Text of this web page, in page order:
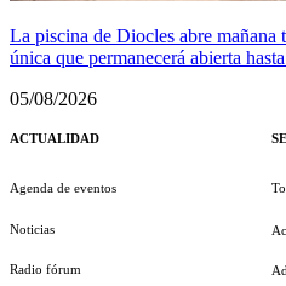
La piscina de Diocles abre mañana
única que permanecerá abierta
05/08/2026
ACTUALIDAD
Agenda de eventos
Noticias
Radio fórum